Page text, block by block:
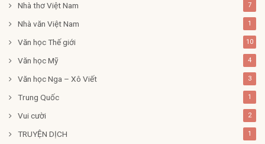
Nhà thơ Việt Nam 7
Nhà văn Việt Nam 1
Văn học Thế giới 10
Văn học Mỹ 4
Văn học Nga – Xô Viết 3
Trung Quốc 1
Vui cười 2
TRUYỆN DỊCH 1